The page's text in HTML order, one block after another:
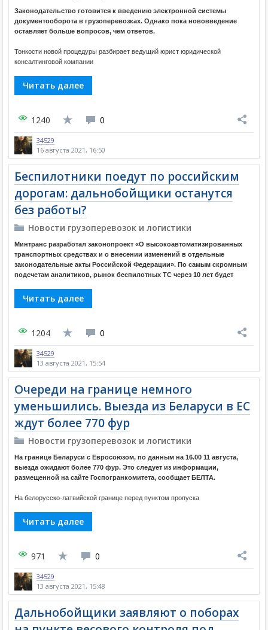
Законодательство готовится к введению электронной системы
документооборота в грузоперевозках. Однако пока нововведение
оставляет больше вопросов, чем ответов.
Тонкости новой процедуры разбирает ведущий юрист юридической
консалтинговой компании
Читать далее
1240 0
34529
16 августа 2021, 16:50
Беспилотники поедут по российским
дорогам: дальнобойщики останутся
без работы?
Новости грузоперевозок и логистики
Минтранс разработал законопроект «О высокоавтоматизированных
транспортных средствах и о внесении изменений в отдельные
законодательные акты Российской Федерации». По самым скромным
подсчетам аналитиков, рынок беспилотных ТС через 10 лет будет
Читать далее
1204 0
34529
13 августа 2021, 15:54
Очереди на границе немного
уменьшились. Выезда из Беларуси в ЕС
ждут более 770 фур
Новости грузоперевозок и логистики
На границе Беларуси с Евросоюзом, по данным на 16.00 11 августа,
выезда ожидают более 770 фур. Это следует из информации,
размещенной на сайте Госпогранкомитета, сообщает БЕЛТА.
На белорусско-латвийской границе перед пунктом пропуска
Читать далее
971 0
34529
13 августа 2021, 15:48
Дальнобойщики заявляют о поборах